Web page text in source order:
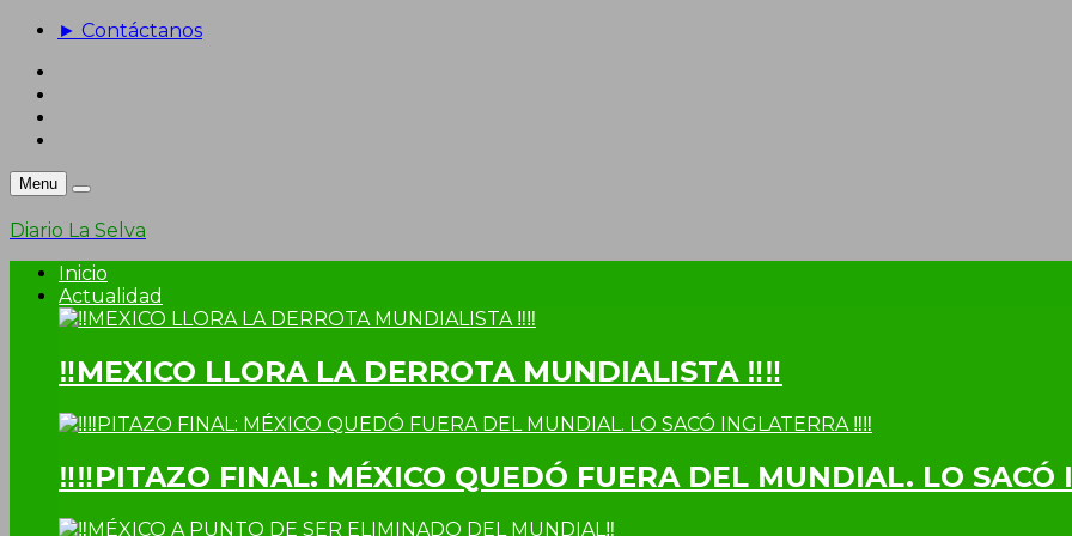
► Contáctanos
Menu
Diario La Selva
Inicio
Actualidad
‼MEXICO LLORA LA DERROTA MUNDIALISTA ‼‼
‼‼PITAZO FINAL: MÉXICO QUEDÓ FUERA DEL MUNDIAL. LO SACÓ